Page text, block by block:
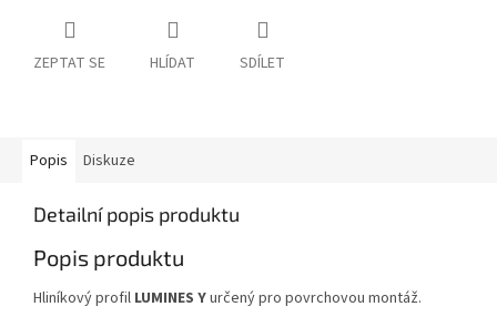
ZEPTAT SE HLÍDAT SDÍLET
Popis Diskuze
Detailní popis produktu
Popis produktu
Hliníkový profil LUMINES Yurčený pro povrchovou montáž.